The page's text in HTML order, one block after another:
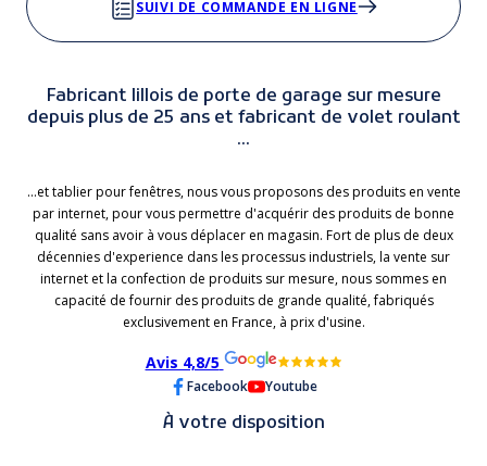
SUIVI DE COMMANDE EN LIGNE
Fabricant lillois de porte de garage sur mesure
depuis plus de 25 ans et fabricant de volet roulant
...
...et tablier pour fenêtres, nous vous proposons des produits en vente
par internet, pour vous permettre d'acquérir des produits de bonne
qualité sans avoir à vous déplacer en magasin. Fort de plus de deux
décennies d'experience dans les processus industriels, la vente sur
internet et la confection de produits sur mesure, nous sommes en
capacité de fournir des produits de grande qualité, fabriqués
exclusivement en France, à prix d'usine.
Avis 4,8/5
Facebook Youtube
À votre disposition